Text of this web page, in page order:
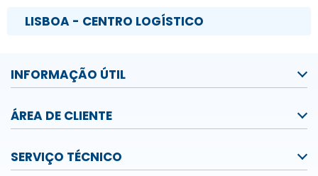
LISBOA - CENTRO LOGÍSTICO
INFORMAÇÃO ÚTIL
ÁREA DE CLIENTE
SERVIÇO TÉCNICO